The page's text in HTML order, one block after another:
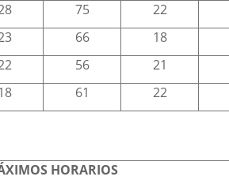
75 22
66 18
56 21
61 22
HORARIOS